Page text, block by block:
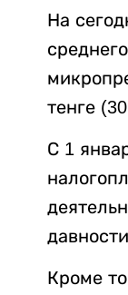
На
тенге
С 1
Кроме